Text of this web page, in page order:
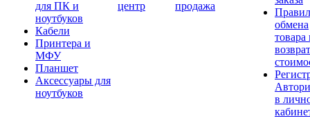
для ПК и
ноутбуков
Кабели
Принтера и
МФУ
Планшет
Аксессуары для
ноутбуков
центр
продажа
обмена
товара
в